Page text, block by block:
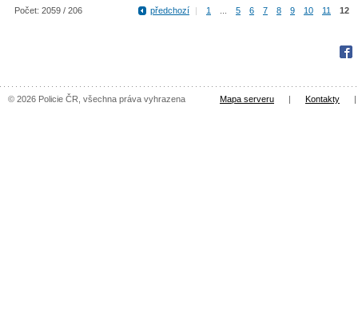
Počet: 2059 / 206 předchozí | 1 5 6 7 8 9 10 11 12
© 2026 Policie ČR, všechna práva vyhrazena Mapa serveru | Kontakty |